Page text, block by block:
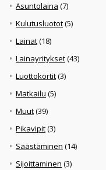
Asuntolaina (7)
Kulutusluotot(5)
Lainat(18)
Lainayritykset(43)
Luottokortit(3)
Matkailu (5)
Muut(39)
Pikavipit(3)
Säästäminen (14)
Sijoittaminen (3)